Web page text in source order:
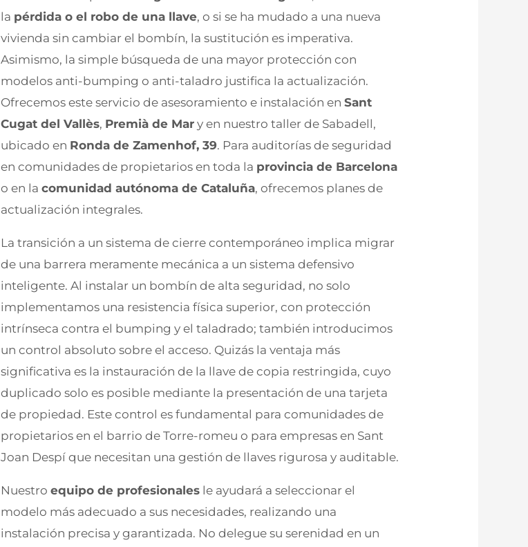
la pérdida o el robo de una llave, o si se ha mudado a una nueva
vivienda sin cambiar el bombín, la sustitución es imperativa.
Asimismo, la simple búsqueda de una mayor protección con
modelos anti-bumping o anti-taladro justifica la actualización.
Ofrecemos este servicio de asesoramiento e instalación enSant
Cugat del Vallès, Premià de Mar y en nuestro taller de Sabadell,
ubicado en Ronda de Zamenhof, 39. Para auditorías de seguridad
en comunidades de propietarios en toda la provincia de Barcelona
o en lacomunidad autónoma de Cataluña, ofrecemos planes de
actualización integrales.
La transición a un sistema de cierre contemporáneo implica migrar
de una barrera meramente mecánica a un sistema defensivo
inteligente. Al instalar un bombín de alta seguridad, no solo
implementamos una resistencia física superior, con protección
intrínseca contra el bumping y el taladrado; también introducimos
un control absoluto sobre el acceso. Quizás la ventaja más
significativa es la instauración de la llave de copia restringida, cuyo
duplicado solo es posible mediante la presentación de una tarjeta
de propiedad. Este control es fundamental para comunidades de
propietarios en el barrio de Torre-romeu o para empresas en Sant
Joan Despí que necesitan una gestión de llaves rigurosa y auditable.
Nuestroequipo de profesionales le ayudará a seleccionar el
modelo más adecuado a sus necesidades, realizando una
instalación precisa y garantizada. No delegue su serenidad en un